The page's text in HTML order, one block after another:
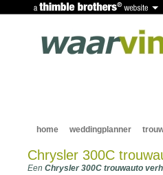
home weddingplanner
Chrysler 300C
Een Chrysler 300C trouwauto